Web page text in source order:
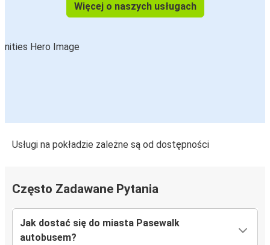
Więcej o naszych usługach
Usługi na pokładzie zależne są od dostępności
Często Zadawane Pytania
Jak dostać się do miasta Pasewalk
autobusem?